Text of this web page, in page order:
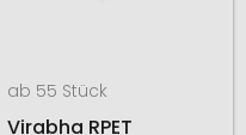
ab 55 Stück
Virabha RPET